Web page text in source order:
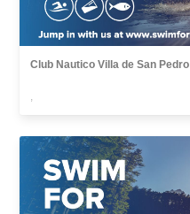
Club Nautico Villa de San Pedro
,